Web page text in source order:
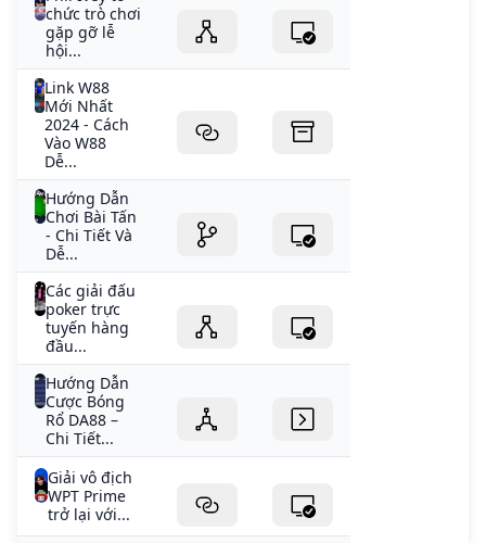
chức trò chơi
gặp gỡ lễ
hội...
Link W88
Mới Nhất
2024 - Cách
Vào W88
Dễ...
Hướng Dẫn
Chơi Bài Tấn
- Chi Tiết Và
Dễ...
Các giải đấu
poker trực
tuyến hàng
đầu...
Hướng Dẫn
Cược Bóng
Rổ DA88 –
Chi Tiết...
Giải vô địch
WPT Prime
trở lại với...